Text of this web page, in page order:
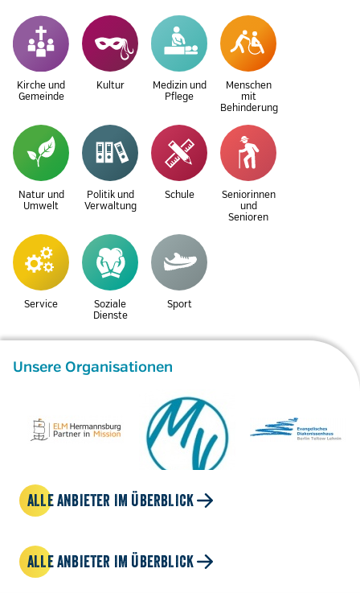
Kirche und
Gemeinde
Kultur
Medizin und
Pflege
Menschen
mit
Behinderung
Natur und
Umwelt
Politik und
Verwaltung
Schule
Seniorinnen
und
Senioren
Service
Soziale
Dienste
Sport
Unsere Organisationen
ALLE ANBIETER IM ÜBERBLICK
ALLE ANBIETER IM ÜBERBLICK